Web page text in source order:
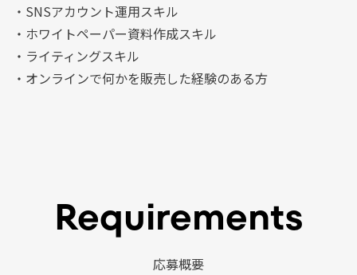
・SNSアカウント運用スキル
・ホワイトペーパー資料作成スキル
・ライティングスキル
・オンラインで何かを販売した経験のある方
Requirements
応募概要